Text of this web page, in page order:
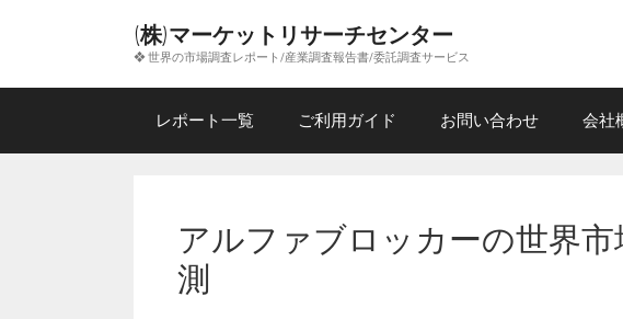
ン
(株)マーケットリサーチセンター
❖ 世界の市場調査レポート/産業調査報告書/委託調査サービス
レポート一覧 ご利用ガイド お問い合わせ 会社
アルファブロッカーの世界
測